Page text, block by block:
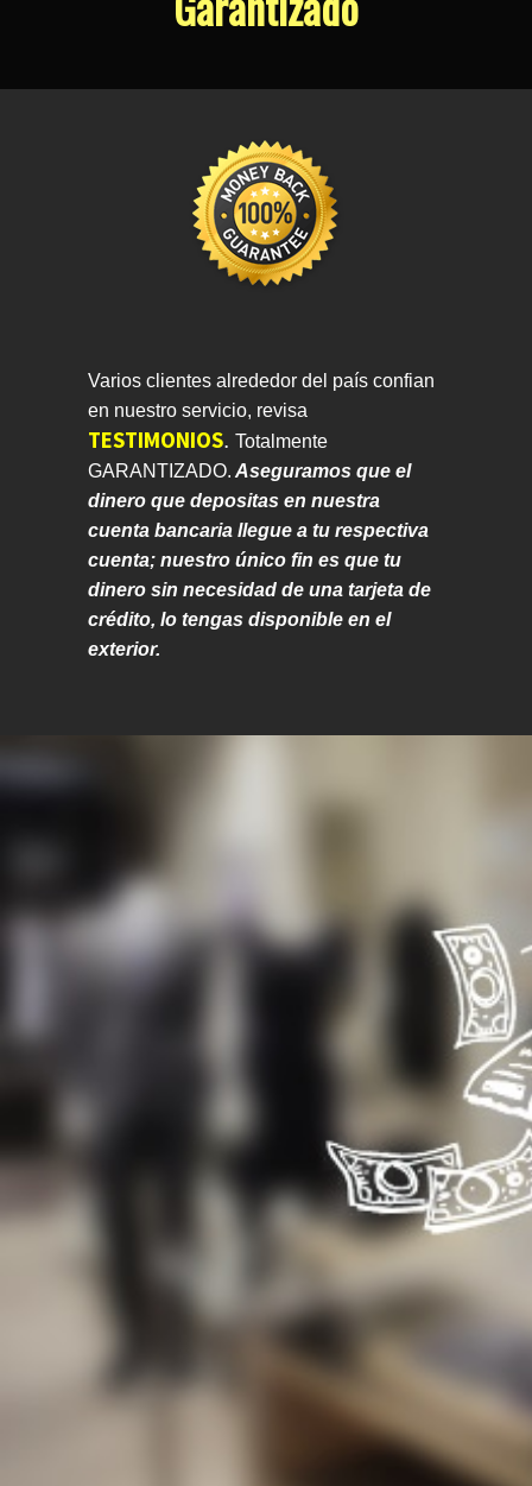
Varios clientes alrededor del país confian
en nuestro servicio, revisa
TESTIMONIOS. Totalmente
GARANTIZADO. Aseguramos que el
dinero que depositas en nuestra
cuenta bancaria llegue a tu respectiva
cuenta; nuestro único fin es que tu
dinero sin necesidad de una tarjeta de
crédito, lo tengas disponible en el
exterior.